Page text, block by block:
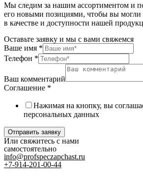
Мы следим за нашим ассортиментом и
его новыми позициями, чтобы вы могли
в качестве и доступности нашей
Оставьте заявку и мы с вами свяжемся
Ваше имя *
Телефон *
Ваш комментарий
Соглашение *
Нажимая на кнопку, вы
персональных данных
Отправить заявку
Или свяжитесь с нами
самостоятельно
info@profspeczapchast.ru
+7-914-201-00-44